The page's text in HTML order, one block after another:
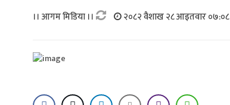
।। आगम मिडिया ।। २०८२ वैशाख २८ आइतवार ०७:०८